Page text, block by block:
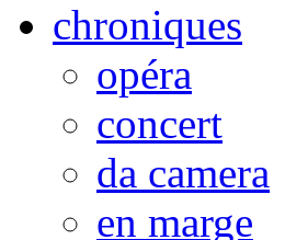
chroniques
opéra
concert
da camera
en marge